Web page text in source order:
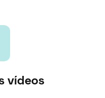
vídeos